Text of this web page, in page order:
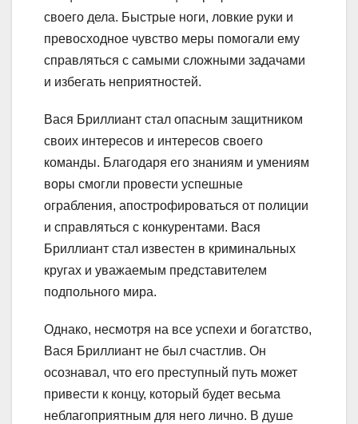
своего дела. Быстрые ноги, ловкие руки и
превосходное чувство меры помогали ему
справляться с самыми сложными задачами
и избегать неприятностей.
Вася Бриллиант стал опасным защитником
своих интересов и интересов своего
команды. Благодаря его знаниям и умениям
воры смогли провести успешные
ограбления, апострофироваться от полиции
и справляться с конкурентами. Вася
Бриллиант стал известен в криминальных
кругах и уважаемым представителем
подпольного мира.
Однако, несмотря на все успехи и богатство,
Вася Бриллиант не был счастлив. Он
осознавал, что его преступный путь может
привести к концу, который будет весьма
неблагоприятным для него лично. В душе